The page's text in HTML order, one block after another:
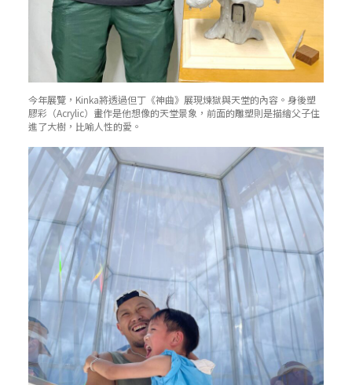
今年展覽，Kinka將透過但丁《神曲》展現煉獄與天堂的內容。身後塑
膠彩（Acrylic）畫作是他想像的天堂景象，前面的雕塑則是描繪父子住
進了大樹，比喻人性的愛。